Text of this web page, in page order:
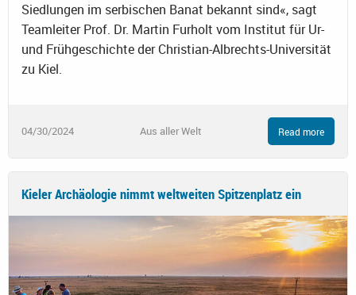
Siedlungen im serbischen Banat bekannt sind«, sagt
Teamleiter Prof. Dr. Martin Furholt vom Institut für Ur-
und Frühgeschichte der Christian-Albrechts-Universität
zu Kiel.
04/30/2024 Aus aller Welt Read more
Kieler Archäologie nimmt weltweiten Spitzenplatz ein